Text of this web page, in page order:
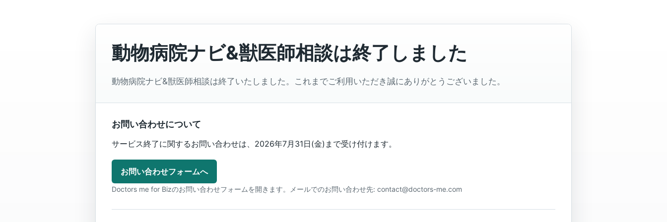
動物病院ナビ&獣医師相談は終了しました
動物病院ナビ&獣医師相談は終了いたしました。これまでご利用いただき誠にありがとうございました。
お問い合わせについて
サービス終了に関するお問い合わせは、2026年7月31日(金)まで受け付けます。
お問い合わせフォームへ
Doctors me for Bizのお問い合わせフォームを開きます。メールでのお問い合わせ先: contact@doctors-me.com